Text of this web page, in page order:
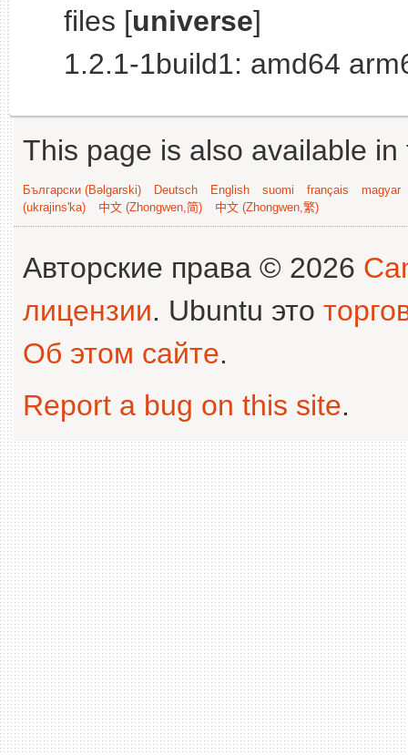
files [universe]
1.2.1-1build1: amd64
This page is also available
Български (Bəlgarski) Deutsch English suomi français
magyar
(ukrajins'ka)
中文 (Zhongwen,简) 中文 (Zhongwen,繁)
Авторские права © 2026
лицензии. Ubuntu это
Об этом сайте.
Report a bug on this site.